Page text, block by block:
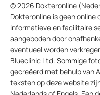
© 2026 Dokteronline
Dokteronline is geen
informatieve en facilitaire
aangeboden door
eventueel worden
Blueclinic Ltd. Sommige
gecreëerd met behulp van
teksten op deze website